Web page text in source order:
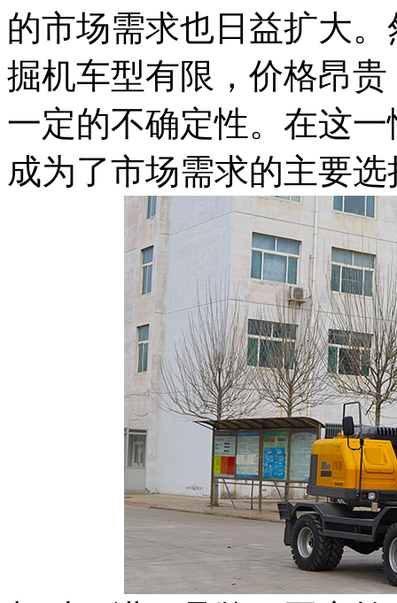
的市场需求也日益扩大
掘机车型有限，价格昂
一定的不确定性。在这
成为了市场需求的主要选